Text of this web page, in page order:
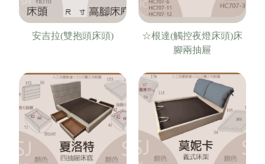
安吉拉(雙抱頭床頭)
☆根達(觸控夜燈床頭)床
腳兩抽屜